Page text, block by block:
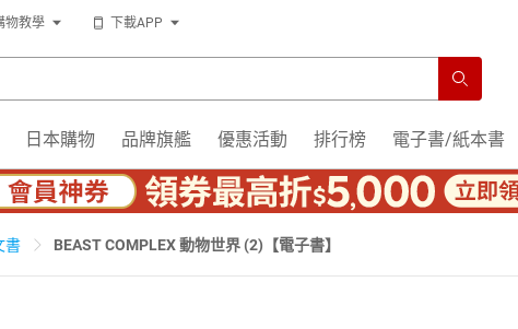
物教學 下載APP
日本購物 品牌旗艦 優惠活動 排行榜 電子書/紙本書
書 BEAST COMPLEX 動物世界 (2)【電子書】